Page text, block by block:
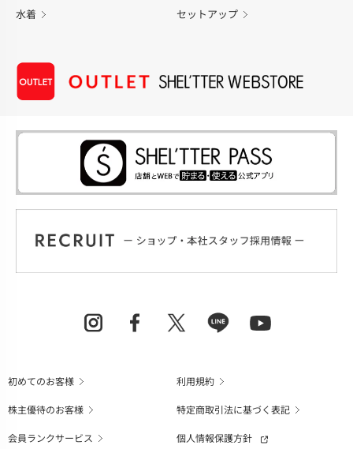
水着 セットアップ
初めてのお客様
利用規約
株主優待のお客様
特定商取引法に基づく表記
会員ランクサービス
個人情報保護方針